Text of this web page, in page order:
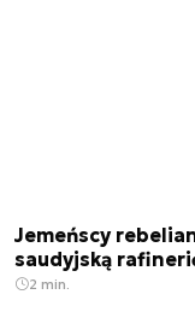
Jemeńscy
saudyjską
2 min.